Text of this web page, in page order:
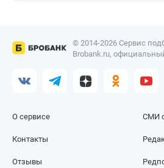
© 2014-2026 Сервис
Brobank.ru,
О сервисе
Контакты
Отзывы
СМИ